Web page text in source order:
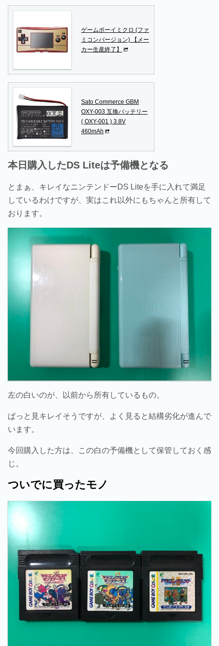
ゲームボーイミクロ (ファ
ミコンバージョン) 【メー
カー生産終了】
Sato Commerce GBM
OXY-003 互換バッテリー
( OXY-001 ) 3.8V
460mAh
本日購入したDS Liteは予備機となる
とまぁ、キレイなニンテンドーDS Liteを手に入れて満足
しているわけですが、実はこれ以外にもちゃんと所有して
おります。
左の白いのが、以前から所有しているもの。
ぱっと見キレイそうですが、よく見ると結構劣化が進んで
います。
今回購入した方は、この白の予備機として保管しておく感
じ。
ついでに買ったモノ